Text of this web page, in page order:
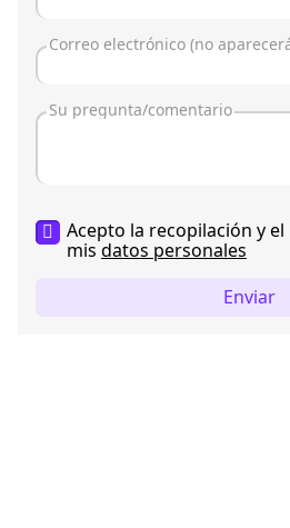
Acepto la recopilación y
mis datos personales
Enviar